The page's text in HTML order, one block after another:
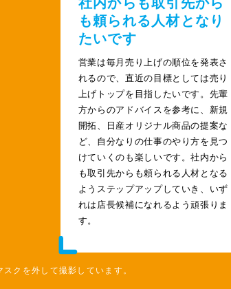
も頼られる人材となり
たいです
営業は毎月売り上げの順位を発表さ
れるので、直近の目標としては売り
上げトップを目指したいです。先輩
方からのアドバイスを参考に、新規
開拓、日産オリジナル商品の提案な
ど、自分なりの仕事のやり方を見つ
けていくのも楽しいです。社内から
も取引先からも頼られる人材となる
ようステップアップしていき、いず
れは店長候補になれるよう頑張りま
す。
クを外して撮影しています。